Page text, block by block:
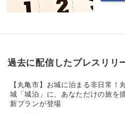
過去に配信したプレスリリ
【丸亀市】お城に泊まる非日常！
城「城泊」に、あなただけの旅を
新プランが登場